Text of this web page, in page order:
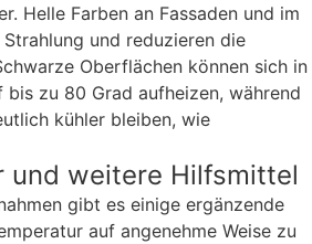
Helle Farben an Fassaden und im
und reduzieren die
Oberflächen können sich in
zu 80 Grad aufheizen, während
kühler bleiben, wie
und weitere Hilfsmittel
gibt es einige ergänzende
auf angenehme Weise zu